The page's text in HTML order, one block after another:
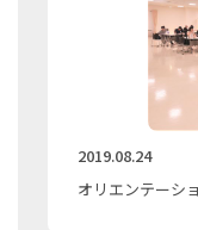
2019.08.24
オリエンテーシ